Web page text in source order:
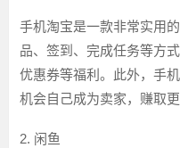
手机淘宝是一款非常实用
品、签到、完成任务等方
优惠券等福利。此外，手
机会自己成为卖家，赚取更
2. 闲鱼